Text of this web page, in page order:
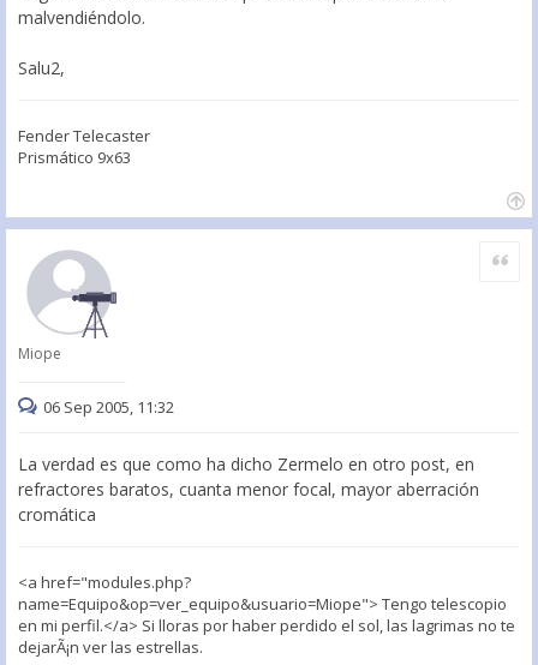
malvendiéndolo.
Salu2,
Fender Telecaster
Prismático 9x63
Miope
Citar
06 Sep 2005, 11:32
La verdad es que como ha dicho Zermelo en otro post, en
refractores baratos, cuanta menor focal, mayor aberración
cromática
<a href="modules.php?
name=Equipo&op=ver_equipo&usuario=Miope"> Tengo telescopio
en mi perfil.</a> Si lloras por haber perdido el sol, las lagrimas no te
dejarÃ¡n ver las estrellas.